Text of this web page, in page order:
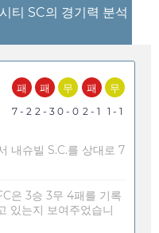
티 SC의 경기력 분석
패
7 - 2
패
2 - 3
무
0 - 0
패
2 - 1
무
1 - 1
내슈빌 S.C.를 상대로 7
은 3승 3무 4패를 기록
있는지 보여주었습니